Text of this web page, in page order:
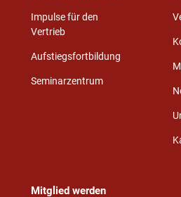
Impulse für den
Vertrieb
Aufstiegsfortbildung
Seminarzentrum
Mitglied werden